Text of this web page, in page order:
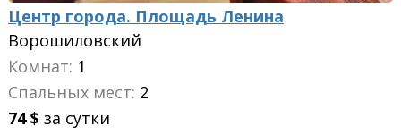
Центр города. Площадь Ленина
Ворошиловский
Комнат: 1
Спальных мест: 2
74 $ за сутки